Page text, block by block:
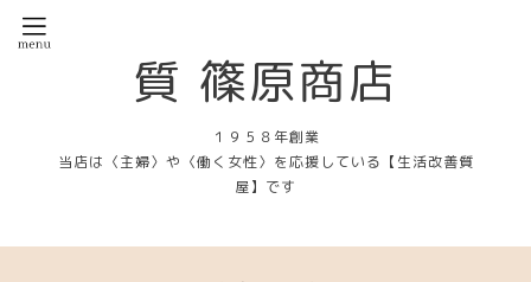
質 篠原商店
１９５８年創業
当店は〈主婦〉や〈働く女性〉を応援している【生活改善質
屋】です